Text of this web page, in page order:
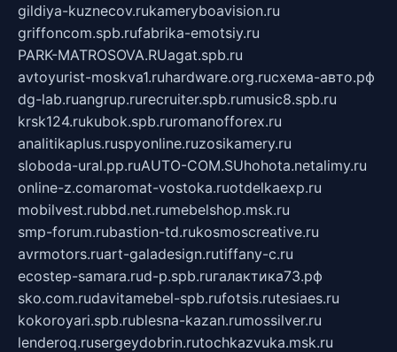
gildiya-kuznecov.rukameryboavision.ru
griffoncom.spb.rufabrika-emotsiy.ru
PARK-MATROSOVA.RUagat.spb.ru
avtoyurist-moskva1.ruhardware.org.ruсхема-авто.рф
dg-lab.ruangrup.rurecruiter.spb.rumusic8.spb.ru
krsk124.rukubok.spb.ruromanofforex.ru
analitikaplus.ruspyonline.ruzosikamery.ru
sloboda-ural.pp.ruAUTO-COM.SUhohota.netalimy.ru
online-z.comaromat-vostoka.ruotdelkaexp.ru
mobilvest.rubbd.net.rumebelshop.msk.ru
smp-forum.rubastion-td.rukosmoscreative.ru
avrmotors.ruart-galadesign.rutiffany-c.ru
ecostep-samara.rud-p.spb.ruгалактика73.рф
sko.com.rudavitamebel-spb.rufotsis.rutesiaes.ru
kokoroyari.spb.rublesna-kazan.rumossilver.ru
lenderoq.rusergeydobrin.rutochkazvuka.msk.ru